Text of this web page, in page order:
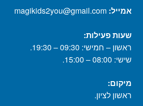
אמייל:
שעות פעילות:
ראשון – חמישי: 09:30 – 19:30.
שישי: 08:00 – 15:00.
מיקום:
ראשון לציון.